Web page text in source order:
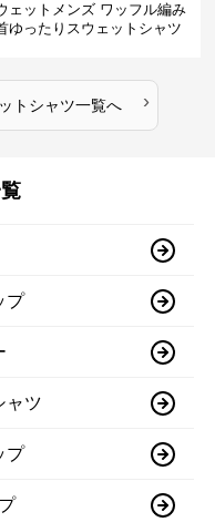
ェットメンズ ワッフル編み
ゆったりスウェットシャツ
トシャツ一覧へ ›
プ
ャツ
プ